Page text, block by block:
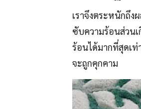
เราจึงตระหนักถึ
ซับความร้อนส่วน
ร้อนได้มากที่สุดเท่
จะถูกคุกคาม